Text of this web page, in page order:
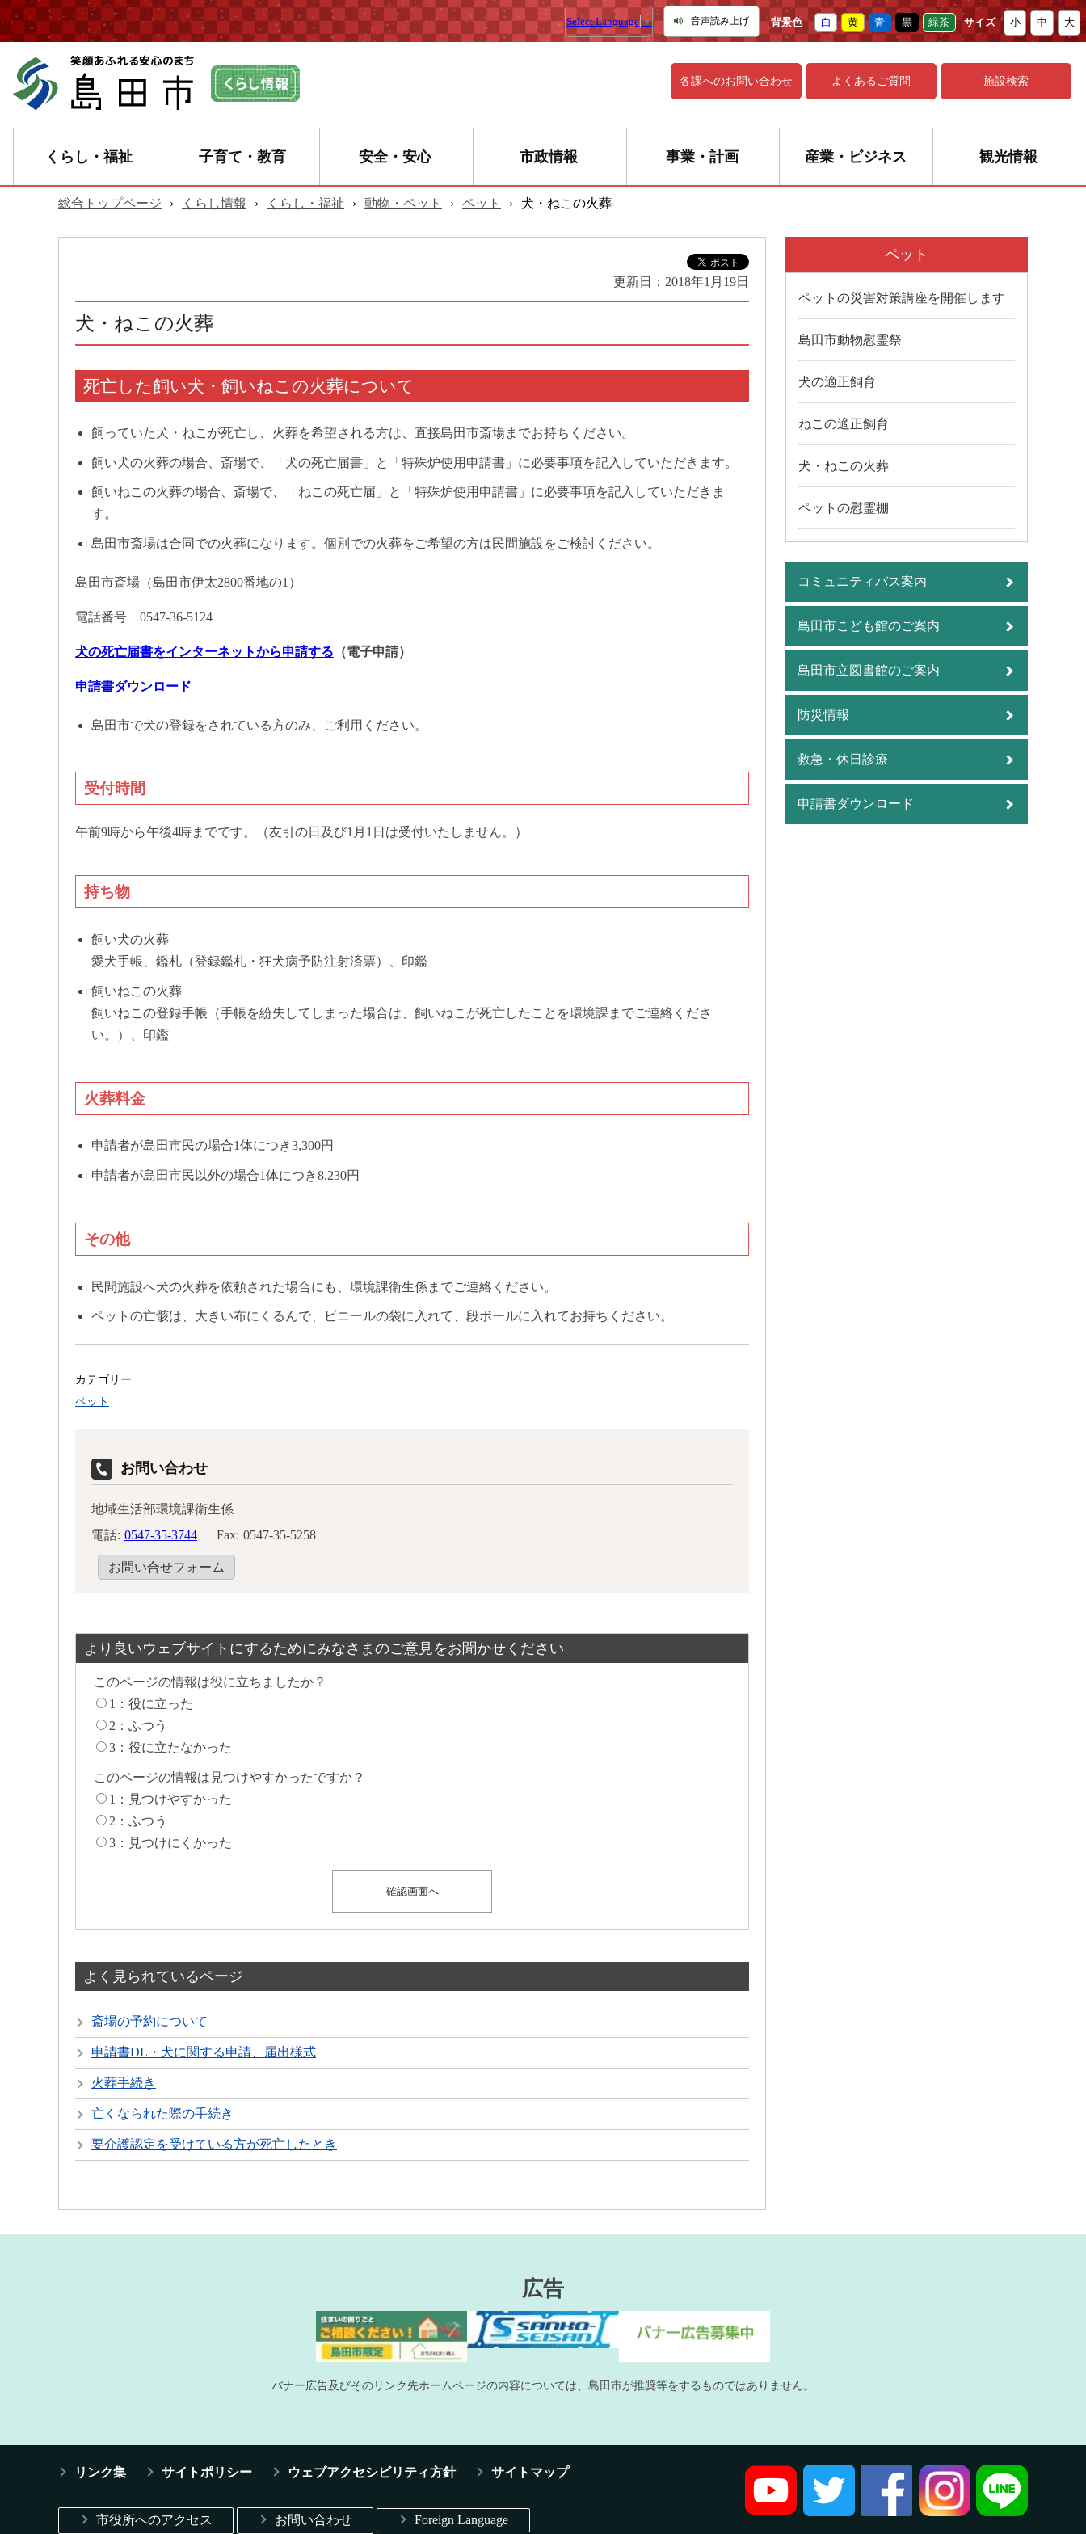
Select Language ▼ 音声読み上げ 背景色 白 黄 青 黒 緑茶 サイズ 小 中 大
各課へのお問い合わせ よくあるご質問 施設検索
くらし・福祉 子育て・教育 安全・安心 市政情報 事業・計画 産業・ビジネス 観光情報
総合トップページ › くらし情報 › くらし・福祉 › 動物・ペット › ペット › 犬・ねこの火葬
更新日： 2018年1月19日
犬・ねこの火葬
死亡した飼い犬・飼いねこの火葬について
飼っていた犬・ねこが死亡し、火葬を希望される方は、直接島田市斎場までお持ちください。
飼い犬の火葬の場合、斎場で、「犬の死亡届書」と「特殊炉使用申請書」に必要事項を記入していただきます。
飼いねこの火葬の場合、斎場で、「ねこの死亡届」と「特殊炉使用申請書」に必要事項を記入していただきま
す。
島田市斎場は合同での火葬になります。個別での火葬をご希望の方は民間施設をご検討ください。
島田市斎場（島田市伊太2800番地の1）
電話番号 0547-36-5124
犬の死亡届書をインターネットから申請する （電子申請）
申請書ダウンロード
島田市で犬の登録をされている方のみ、ご利用ください。
受付時間
午前9時から午後4時までです。（友引の日及び1月1日は受付いたしません。）
持ち物
飼い犬の火葬
愛犬手帳、鑑札（登録鑑札・狂犬病予防注射済票）、印鑑
飼いねこの火葬
飼いねこの登録手帳（手帳を紛失してしまった場合は、飼いねこが死亡したことを環境課までご連絡くださ
い。）、印鑑
火葬料金
申請者が島田市民の場合1体につき3,300円
申請者が島田市民以外の場合1体につき8,230円
その他
民間施設へ犬の火葬を依頼された場合にも、環境課衛生係までご連絡ください。
ペットの亡骸は、大きい布にくるんで、ビニールの袋に入れて、段ボールに入れてお持ちください。
カテゴリー
ペット
お問い合わせ
地域生活部環境課衛生係
電話: 0547-35-3744 Fax: 0547-35-5258
お問い合せフォーム
より良いウェブサイトにするためにみなさまのご意見をお聞かせください
このページの情報は役に立ちましたか？
1：役に立った
2：ふつう
3：役に立たなかった
このページの情報は見つけやすかったですか？
1：見つけやすかった
2：ふつう
3：見つけにくかった
よく見られているページ
斎場の予約について
申請書DL・犬に関する申請、届出様式
火葬手続き
亡くなられた際の手続き
要介護認定を受けている方が死亡したとき
ペット
ペットの災害対策講座を開催します
島田市動物慰霊祭
犬の適正飼育
ねこの適正飼育
犬・ねこの火葬
ペットの慰霊棚
コミュニティバス案内
島田市こども館のご案内
島田市立図書館のご案内
防災情報
救急・休日診療
申請書ダウンロード
広告
バナー広告及びそのリンク先ホームページの内容については、島田市が推奨等をするものではありません。
リンク集 サイトポリシー ウェブアクセシビリティ方針 サイトマップ
市役所へのアクセス お問い合わせ Foreign Language